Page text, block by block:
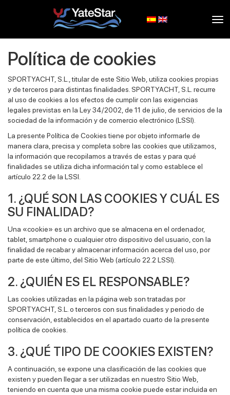
Política de cookies
SPORTYACHT, S.L., titular de este Sitio Web, utiliza cookies propias
y de terceros para distintas finalidades. SPORTYACHT, S.L. recurre
al uso de cookies a los efectos de cumplir con las exigencias
legales previstas en la Ley 34/2002, de 11 de julio, de servicios de la
sociedad de la información y de comercio electrónico (LSSI).
La presente Política de Cookies tiene por objeto informarle de
manera clara, precisa y completa sobre las cookies que utilizamos,
la información que recopilamos a través de estas y para qué
finalidades se utiliza dicha información tal y como establece el
artículo 22.2 de la LSSI.
1. ¿QUÉ SON LAS COOKIES Y CUÁL ES
SU FINALIDAD?
Una «cookie» es un archivo que se almacena en el ordenador,
tablet, smartphone o cualquier otro dispositivo del usuario, con la
finalidad de recabar y almacenar información acerca del uso, por
parte de este último, del Sitio Web (artículo 22.2 LSSI).
2. ¿QUIÉN ES EL RESPONSABLE?
Las cookies utilizadas en la página web son tratadas por
SPORTYACHT, S.L. o terceros con sus finalidades y periodo de
conservación, establecidos en el apartado cuarto de la presente
política de cookies.
3. ¿QUÉ TIPO DE COOKIES EXISTEN?
A continuación, se expone una clasificación de las cookies que
existen y pueden llegar a ser utilizadas en nuestro Sitio Web,
teniendo en cuenta que una misma cookie puede estar incluida en